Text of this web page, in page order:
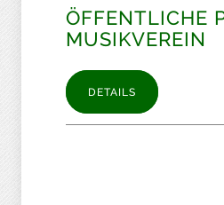
ÖFFENTLICHE
MUSIKVEREIN
DETAILS